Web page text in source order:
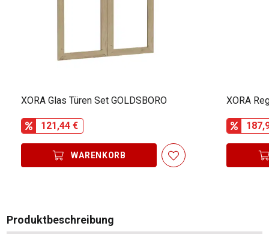
XORA Glas Türen Set GOLDSBORO
121,44 €
WARENKORB
XORA
Produktbeschreibung